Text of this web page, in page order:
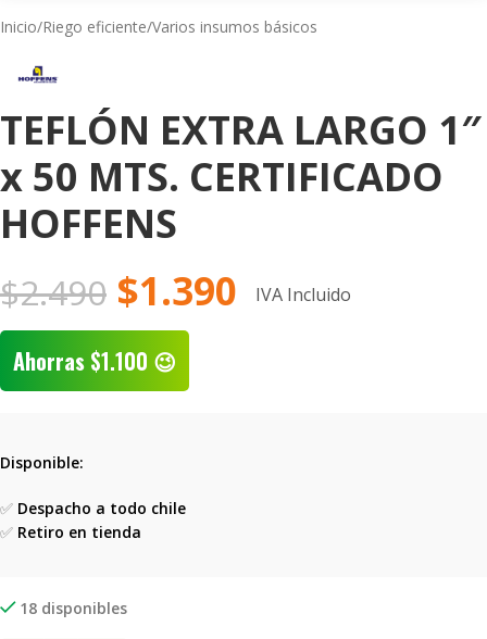
Inicio/Riego eficiente/Varios insumos básicos
TEFLÓN EXTRA LARGO 1″
x 50 MTS. CERTIFICADO
HOFFENS
$2.490 $1.390 IVA Incluido
Ahorras $1.100 😉
Disponible:
✅ Despacho a todo chile
✅ Retiro en tienda
18 disponibles